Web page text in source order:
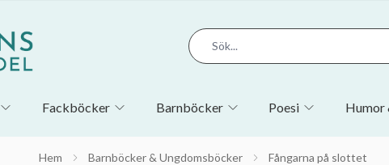
Fackböcker Barnböcker Poesi Humor
Hem Barnböcker & Ungdomsböcker Fångarna på slottet